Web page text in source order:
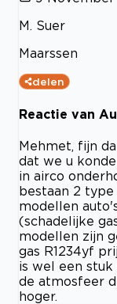
M. Suer
Maarssen
delen
Reactie van
Mehmet, fijn
dat we u
in airco
bestaan 2 type
modellen
(schadelijke
modellen zijn
gas R1234yf
is wel een
de atmosfeer
hoger.